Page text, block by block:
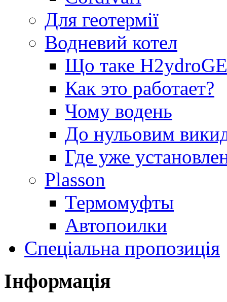
Для геотермії
Водневий котел
Що таке
Как это работает?
Чому водень
До нульовим
Где уже
Plasson
Термомуфты
Автопоилки
Спеціальна пропозиція
Інформація